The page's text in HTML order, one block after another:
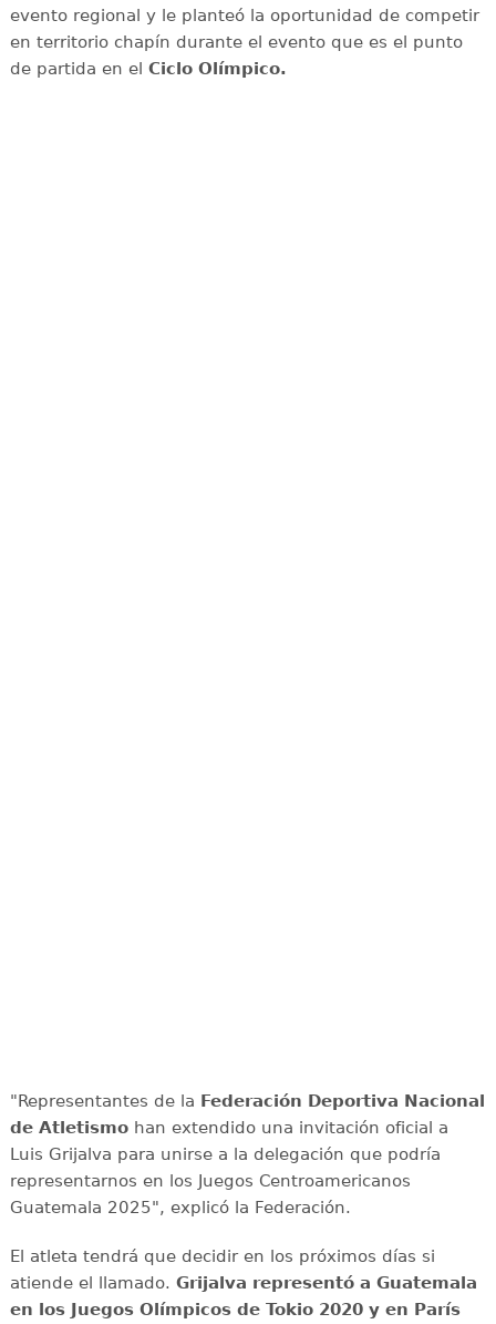
evento regional y le planteó la oportunidad de competir
en territorio chapín durante el evento que es el punto
de partida en el Ciclo Olímpico.
"Representantes de la Federación Deportiva Nacional
de Atletismohan extendido una invitación oficial a
Luis Grijalva para unirse a la delegación que podría
representarnos en los Juegos Centroamericanos
Guatemala 2025", explicó la Federación.
El atleta tendrá que decidir en los próximos días si
atiende el llamado. Grijalva representó a Guatemala
en los Juegos Olímpicos de Tokio 2020 y en París